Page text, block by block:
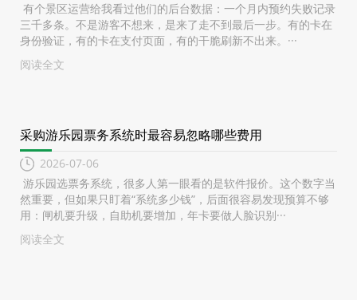
有个景区运营给我看过他们的后台数据：一个月内预约失败记录
三千多条。不是游客不想来，是来了走不到最后一步。有的卡在
身份验证，有的卡在支付页面，有的干脆刷新不出来。···
阅读全文
采购游乐园票务系统时最容易忽略哪些费用
2026-07-06
游乐园选票务系统，很多人第一眼看的是软件报价。这个数字当
然重要，但如果只盯着“系统多少钱”，后面很容易发现预算不够
用：闸机要升级，自助机要增加，年卡要做人脸识别···
阅读全文